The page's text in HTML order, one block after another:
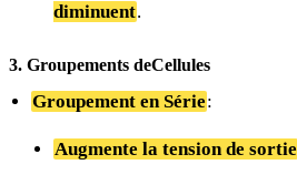
diminuent.
3. Groupements deCellules
Groupement en Série:
Augmente la tension de sortie